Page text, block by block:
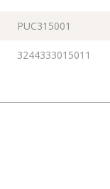
PUC315001
3244333015011